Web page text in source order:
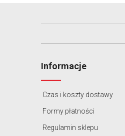
Informacje
Czas i koszty dostawy
Formy płatności
Regulamin sklepu